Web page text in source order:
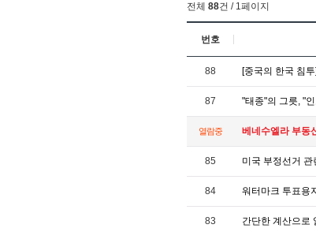
전체 88건 / 1페이지
번호
88 [중국의 한국 침
87 "태종"의 그릇, "
열람중 베네수엘라 부동
85 미국 부정선거
84 워터마크 투표용
83 간단한 계산으로